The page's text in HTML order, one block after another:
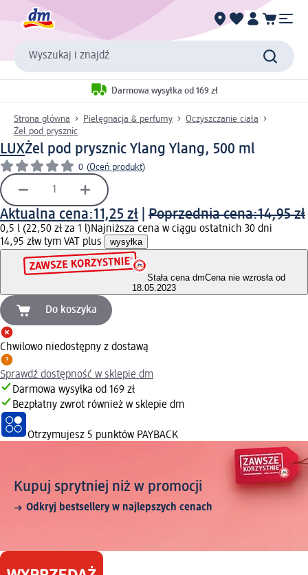
Wyszukaj i znajdź
Darmowa wysyłka od 169 zł
Strona główna Pielęgnacja & perfumy
Oczyszczanie ciała
Żel pod prysznic
LUXŻel pod prysznic Ylang Ylang, 500 ml
0 (Oceń produkt)
Aktualna cena:11,25 zł Poprzednia cena:14,95 zł
0,5 l (22,50 zł za 1 l)Najniższa cena w ciągu ostatnich 30 dni
14,95 złw tym VAT plus wysyłka
Stała cena dmCena nie wzrosła od
18.05.2023
Do koszyka
Chwilowo niedostępny z dostawą
Sprawdź dostępność w sklepie dm
Darmowa wysyłka od 169 zł
Bezpłatny zwrot również w sklepie dm
Otrzymujesz 5 punktów PAYBACK
Kupuj sprytniej niż w promocji
Odkryj bestsellery w najlepszych cenach